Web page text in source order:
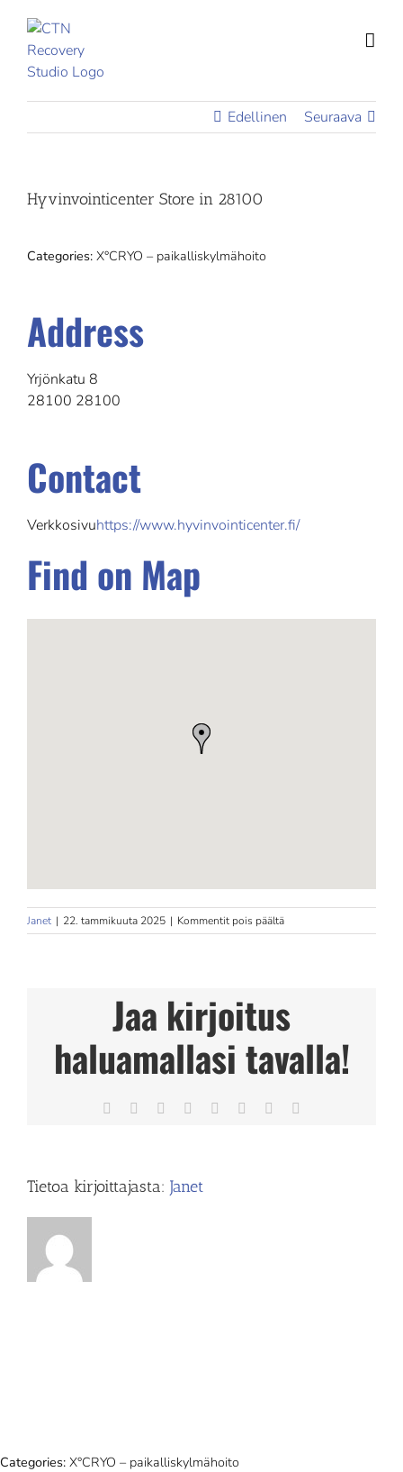
content
Edellinen Seuraava
Hyvinvointicenter Store in 28100
Categories: X°CRYO – paikalliskylmähoito
Address
Yrjönkatu 8
28100 28100
Contact
Verkkosivuhttps://www.hyvinvointicenter.fi/
Find on Map
Janet | 22. tammikuuta 2025 | Kommentit pois päältäartikkelissa
Hyvinvointicenter
Jaa kirjoitus
haluamallasi tavalla!
Facebook Reddit LinkedIn
TumblrPinterest
Tietoa kirjoittajasta: Janet
Categories: X°CRYO – paikalliskylmähoito